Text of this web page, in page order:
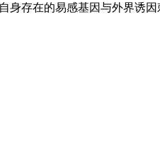
身存在的易感基因与外界诱